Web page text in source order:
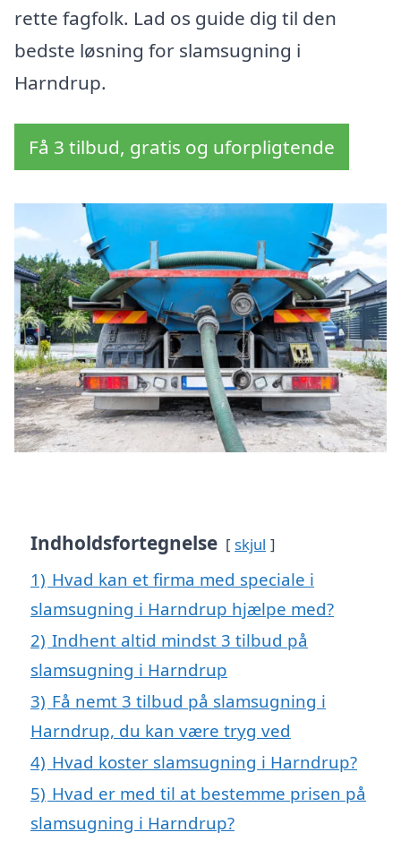
rette fagfolk. Lad os guide dig til den
bedste løsning for slamsugning i
Harndrup.
Få 3 tilbud, gratis og uforpligtende
Indholdsfortegnelse skjul
1) Hvad kan et firma med speciale i
slamsugning i Harndrup hjælpe med?
2) Indhent altid mindst 3 tilbud på
slamsugning i Harndrup
3) Få nemt 3 tilbud på slamsugning i
Harndrup, du kan være tryg ved
4) Hvad koster slamsugning i Harndrup?
5) Hvad er med til at bestemme prisen på
slamsugning i Harndrup?